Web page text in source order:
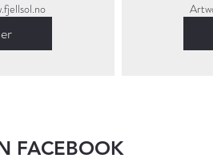
FACEBOOK